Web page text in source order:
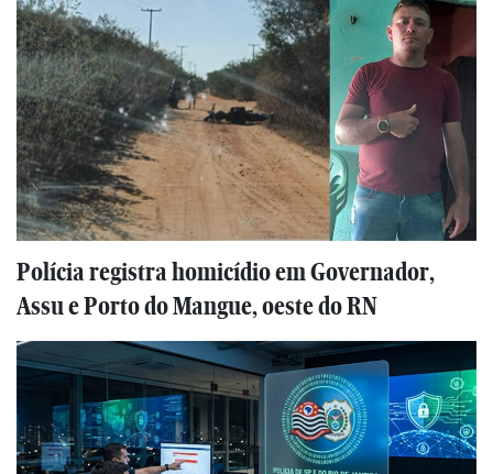
Polícia registra homicídio em Governador,
Assu e Porto do Mangue, oeste do RN